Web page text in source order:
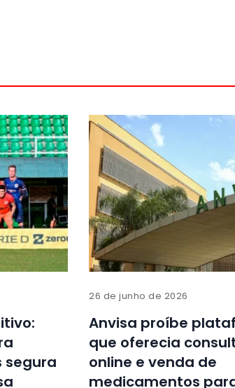
segura
26 de junho de 2026
Anvisa proíbe
que oferecia
online e venda de
medicamentos